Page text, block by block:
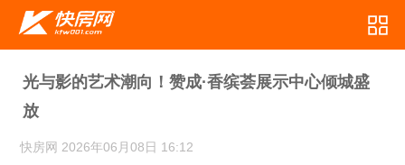
光与影的艺术潮向！赞成·香缤荟展示中心倾城盛
放
快房网 2026年06月08日 16:12